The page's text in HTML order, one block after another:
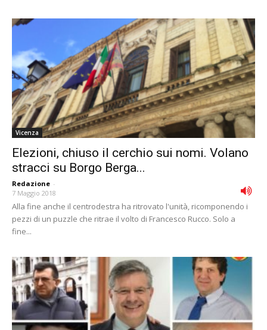
Vicenza
Elezioni, chiuso il cerchio sui nomi. Volano
stracci su Borgo Berga...
Redazione -
7 Maggio 2018
Alla fine anche il centrodestra ha ritrovato l'unità, ricomponendo i
pezzi di un puzzle che ritrae il volto di Francesco Rucco. Solo a
fine...